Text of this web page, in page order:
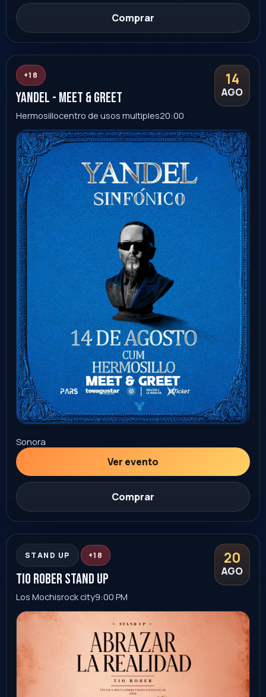
Sinaloa
Ver evento
Comprar
FAMILIAR
Felizmente Imperfectos Cesar Lozano
Hermosillo Auditorio INAM Hermosillo8:00 PM
20
AGO
Ver evento
Comprar